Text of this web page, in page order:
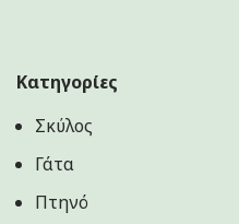
Κατηγορίες
Σκύλος
Γάτα
Πτηνό